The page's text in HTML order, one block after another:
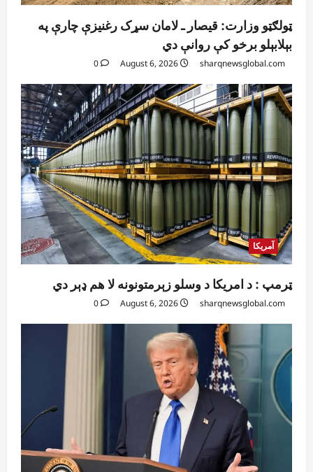
ټولګټو وزارت: قیصار ـ لامان سړک رغنیزې چارې په
بېلابېلو برخو کې روانې دي
sharqnewsglobal.com
0
آمریکا
ټرمپ : د امریکا د وسلو زېرمتونونه لا هم ډېر دي
sharqnewsglobal.com
0